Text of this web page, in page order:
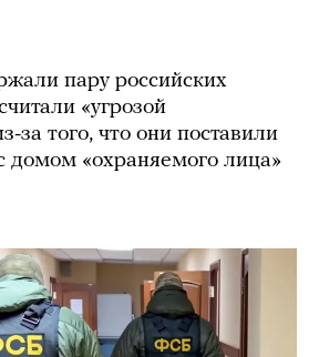
пару российских
«угрозой
за того, что они поставили
домом «охраняемого лица»